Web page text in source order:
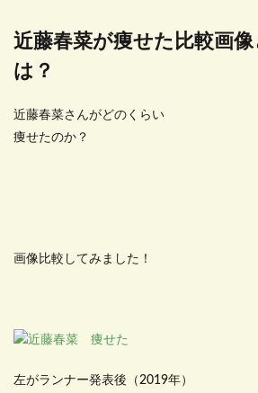
近藤春菜が痩せた比較画
は？
近藤春菜さんがどのくらい
痩せたのか？
画像比較してみました！
左がランナー発表後（2019年）